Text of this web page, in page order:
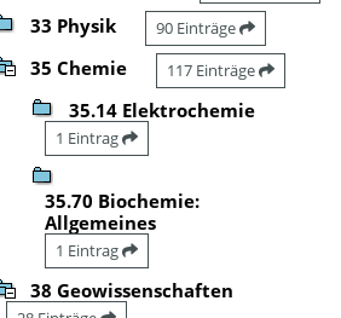
33 Physik 90 Einträge
35 Chemie 117 Einträge
35.14 Elektrochemie
1 Eintrag
35.70 Biochemie:
Allgemeines
1 Eintrag
38 Geowissenschaften